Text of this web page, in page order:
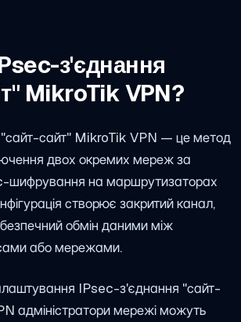
з'єднання
MikroTik VPN?
сайт" MikroTik VPN — це метод
двох окремих мереж за
шифрування на маршрутизаторах
створює закритий канал,
обмін даними між
або мережами.
IPsec-з'єднання "сайт-
адміністратори мережі можуть